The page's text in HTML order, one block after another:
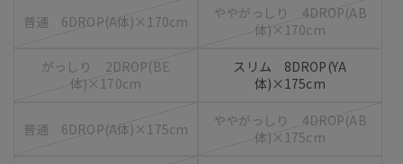
普通 6DROP(A体)×170cm
ややがっしり 4DROP(AB
体)×170cm
がっしり 2DROP(BE
体)×170cm
スリム 8DROP(YA
体)×175cm
普通 6DROP(A体)×175cm
ややがっしり 4DROP(AB
体)×175cm